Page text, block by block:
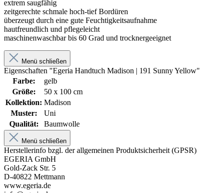
extrem saugfähig
zeitgerechte schmale hoch-tief Bordüren
überzeugt durch eine gute Feuchtigkeitsaufnahme
hautfreundlich und pflegeleicht
maschinenwaschbar bis 60 Grad und trocknergeeignet
Menü schließen
Eigenschaften "Egeria Handtuch Madison | 191 Sunny Yellow"
Farbe:
gelb
Größe:
50 x 100 cm
Kollektion: Madison
Muster:
Uni
Qualität:
Baumwolle
Menü schließen
Herstellerinfo bzgl. der allgemeinen Produktsicherheit (GPSR)
EGERIA GmbH
Gold-Zack Str. 5
D-40822 Mettmann
www.egeria.de